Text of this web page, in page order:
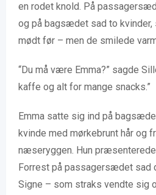
en rodet knold. På
og på bagsædet sad to kvinder,
mødt før – men de smilede
“Du må være Emma?” sagde
kaffe og alt for mange snacks.”
Emma satte sig ind på
kvinde med mørkebrunt hår og
næseryggen. Hun
Forrest på passagersædet sad
Signe – som straks vendte sig